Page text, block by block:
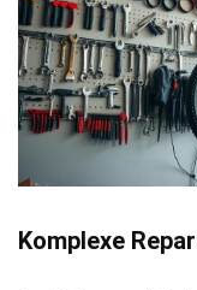
Komplexe